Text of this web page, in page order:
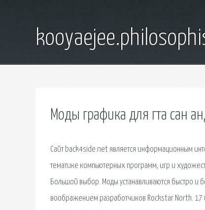
Моды графика для гта сан
Сайт back4side.net является информационным
тематике компьютерных программ, игр и
Большой выбор. Моды устанавливаются быстро и
воображением разработчиков Rockstar North.